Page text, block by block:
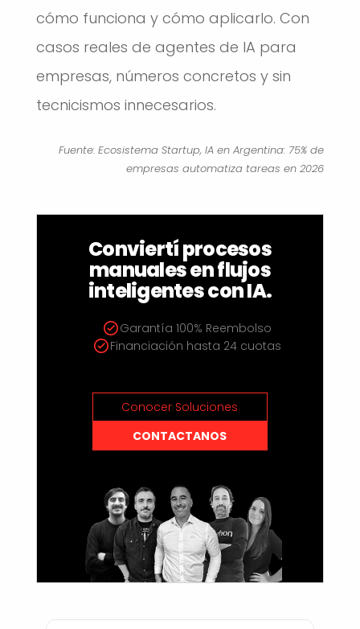
cómo funciona y cómo aplicarlo. Con
casos reales de agentes de IA para
empresas, números concretos y sin
tecnicismos innecesarios.
Fuente:Ecosistema Startup, IA en Argentina: 75% de
empresas automatiza tareas en 2026
Conviertí procesos
manuales en flujos
inteligentes con IA.
Garantía 100% Reembolso
Financiación hasta 24 cuotas
Conocer Soluciones
CONTACTANOS